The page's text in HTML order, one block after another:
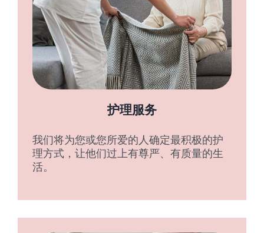
护理服务
我们将为您或您所爱的人确定最积极的护
理方式，让他们过上有尊严、有质量的生
活。